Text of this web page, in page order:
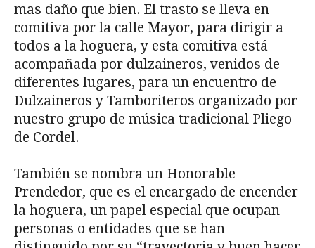
mas daño que bien. El trasto se lleva en
comitiva por la calle Mayor, para dirigir a
todos a la hoguera, y esta comitiva está
acompañada por dulzaineros, venidos de
diferentes lugares, para un encuentro de
Dulzaineros y Tamboriteros organizado por
nuestro grupo de música tradicional Pliego
de Cordel.
También se nombra un Honorable
Prendedor, que es el encargado de encender
la hoguera, un papel especial que ocupan
personas o entidades que se han